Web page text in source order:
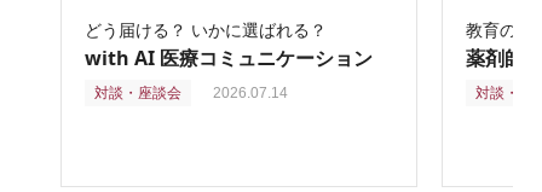
どう届ける？ いかに選ばれる？
with AI 医療コミュニケーション
対談・座談会 2026.07.14
教育の再
薬剤師
対談・座